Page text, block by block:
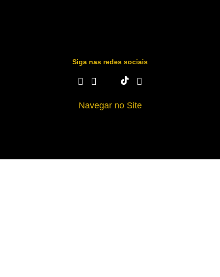
Siga nas redes sociais
Navegar no Site